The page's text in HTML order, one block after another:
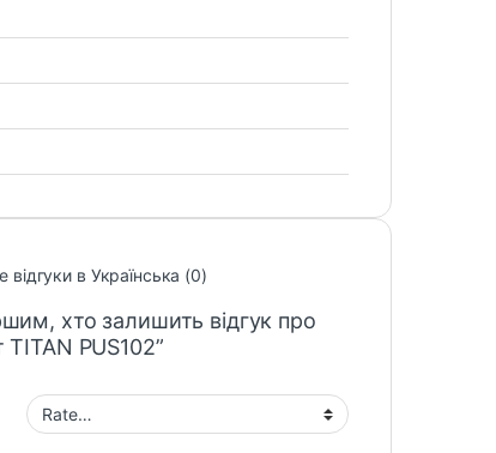
відгуки в Українська (0)
хто залишить відгук про
TITAN PUS102”